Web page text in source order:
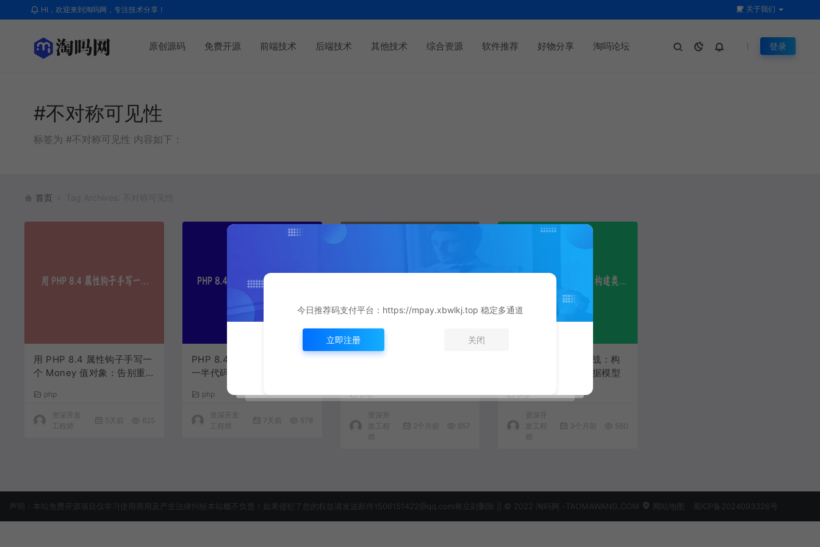
HI，欢迎来到淘吗网，专注技术分享！ 关于我们
原创源码 免费开源 前端技术 后端技术 其他技术 综合资源 软件推荐 好物分享 淘吗论坛 登录
#不对称可见性
标签为 #不对称可见性 内容如下：
首页
用 PHP 8.4 属性钩子手写一
个 Money 值对象：告别重
php
资深开发
工程师
5天前 625
PHP 8.4 属性钩子实战：用
一半代码写出更健壮的模型
php
资深开发
工程师
7天前 578
PHP 8.4 属性钩子深度实
php
资深开
发工程
2个月前 857
PHP 8.4属性钩子实战：构
建类型安全的动态数据模型
php
资深开
发工程
3个月前 560
声明：本站免费开源项目仅学习使用商用及产生法律纠纷本站概不负责！如果侵犯了您的权益请发送邮件1506151422@qq.com将立刻删除 || © 2022 淘吗网 -TAOMAWANG.COM 网站地图 蜀ICP备2024093326号
今日推荐码支付平台：https://mpay.xbwlkj.top 稳定多通道
立即注册 关闭